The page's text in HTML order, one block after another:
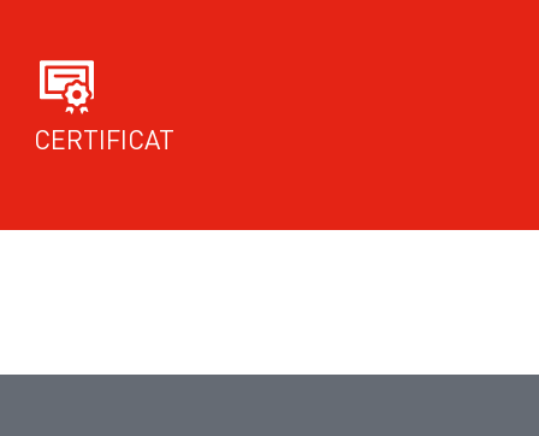
CERTIFICAT